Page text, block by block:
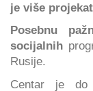
je više
Posebnu
socijalnih
Rusije.
Centar je